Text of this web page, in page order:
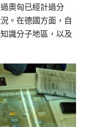
奧匈已經計過分
。在德國方面，自
識分子地區，以及